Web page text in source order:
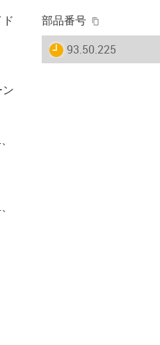
部品番号
igus-icon-lieferzeit
93.50.225